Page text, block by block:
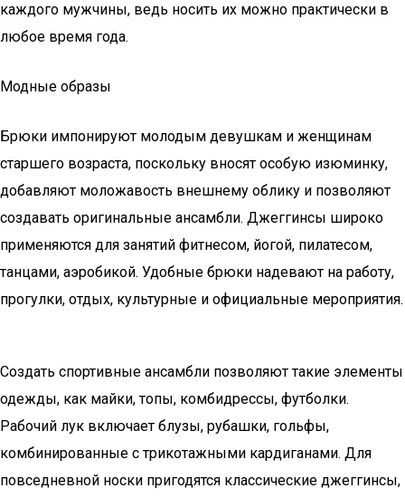
каждого мужчины, ведь носить их можно практически в
любое время года.
Модные образы
Брюки импонируют молодым девушкам и женщинам
старшего возраста, поскольку вносят особую изюминку,
добавляют моложавость внешнему облику и позволяют
создавать оригинальные ансамбли. Джеггинсы широко
применяются для занятий фитнесом, йогой, пилатесом,
танцами, аэробикой. Удобные брюки надевают на работу,
прогулки, отдых, культурные и официальные мероприятия.
Создать спортивные ансамбли позволяют такие элементы
одежды, как майки, топы, комбидрессы, футболки.
Рабочий лук включает блузы, рубашки, гольфы,
комбинированные с трикотажными кардиганами. Для
повседневной носки пригодятся классические джеггинсы,